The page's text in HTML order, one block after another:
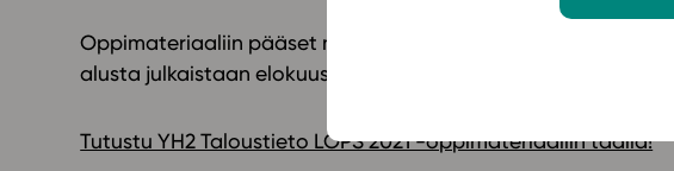
Oppimateriaaliin pääset nyt tutustumaan Studeon nykyisellä
alusta julkaistaan elokuussa 2021.
Tutustu YH2 Taloustieto LOPS 2021 -oppimateriaaliin täällä!